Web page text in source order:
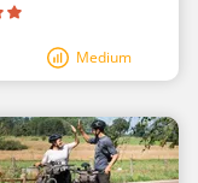
Medium